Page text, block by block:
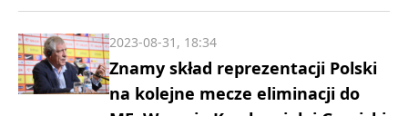
Znamy skład reprezentacji Polski
na kolejne mecze eliminacji do
2023-08-31, 18:34